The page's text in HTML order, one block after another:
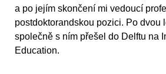
a po jejím skončení mi vedoucí
postdoktorandskou pozici. Po dvou
společně s ním přešel do Delftu na
Education.